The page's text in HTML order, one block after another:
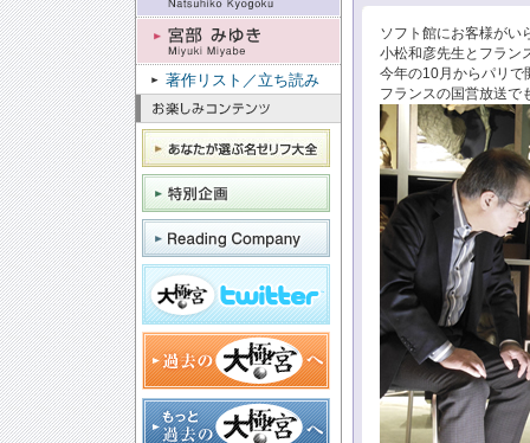
著作リスト／立ち読み
ソフト館にお客様がい
小松和彦先生とフラン
今年の10月からパリで
フランスの国営放送で